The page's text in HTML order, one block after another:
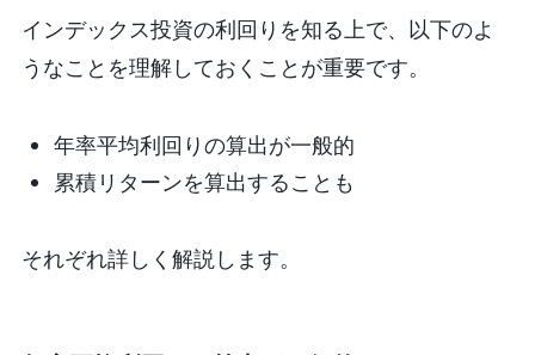
インデックス投資の利回りを知る上で、以下のよ
うなことを理解しておくことが重要です。
年率平均利回りの算出が一般的
累積リターンを算出することも
それぞれ詳しく解説します。